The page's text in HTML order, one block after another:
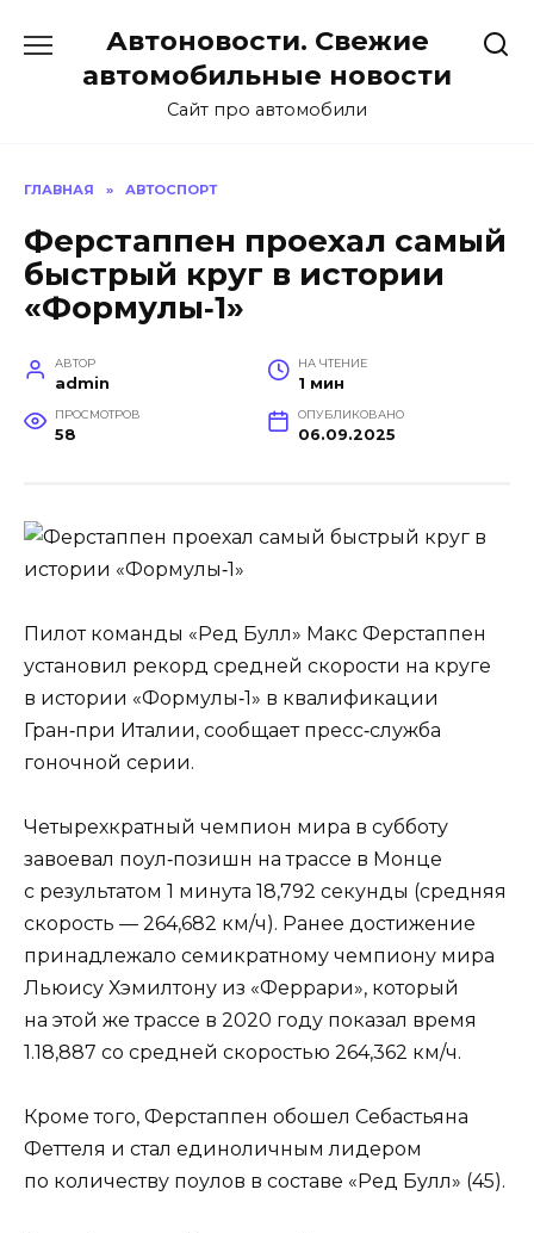
содержанию
Автоновости. Свежие
автомобильные новости
Сайт про автомобили
ГЛАВНАЯ » АВТОСПОРТ
Ферстаппен проехал самый
быстрый круг в истории
«Формулы‑1»
АВТОР
admin
НА ЧТЕНИЕ
1 мин
ПРОСМОТРОВ
58
ОПУБЛИКОВАНО
06.09.2025
Пилот команды «Ред Булл» Макс Ферстаппен
установил рекорд средней скорости на круге
в истории «Формулы‑1» в квалификации
Гран‑при Италии, сообщает пресс‑служба
гоночной серии.
Четырехкратный чемпион мира в субботу
завоевал поул‑позишн на трассе в Монце
с результатом 1 минута 18,792 секунды (средняя
скорость — 264,682 км/ч). Ранее достижение
принадлежало семикратному чемпиону мира
Льюису Хэмилтону из «Феррари», который
на этой же трассе в 2020 году показал время
1.18,887 со средней скоростью 264,362 км/ч.
Кроме того, Ферстаппен обошел Себастьяна
Феттеля и стал единоличным лидером
по количеству поулов в составе «Ред Булл» (45).